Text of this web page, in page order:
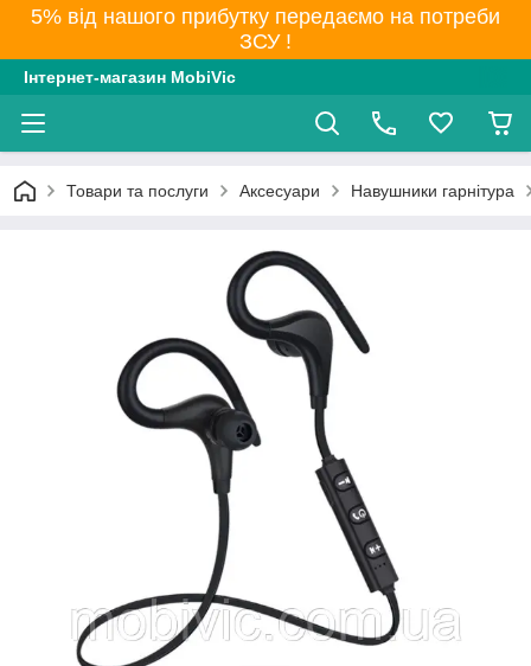
5% від нашого прибутку передаємо на потреби
ЗСУ !
Інтернет-магазин MobiVic
Товари та послуги Аксесуари Навушники гарнітура